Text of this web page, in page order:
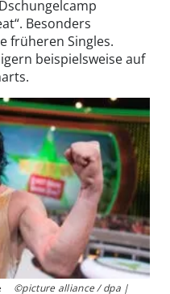
Besonders
früheren Singles.
beispielsweise auf
©picture alliance / dpa |